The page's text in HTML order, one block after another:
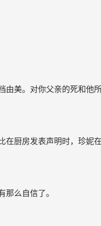
美。对你父亲的死和他
厨房发表声明时，珍妮
么自信了。